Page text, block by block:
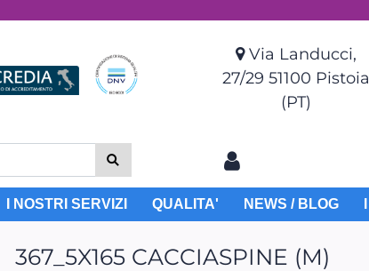
Via Landucci,
27/29 51100 Pistoia
(PT)
I NOSTRI SERVIZI QUALITA' NEWS / BLOG
367_5X165 CACCIASPINE (M)